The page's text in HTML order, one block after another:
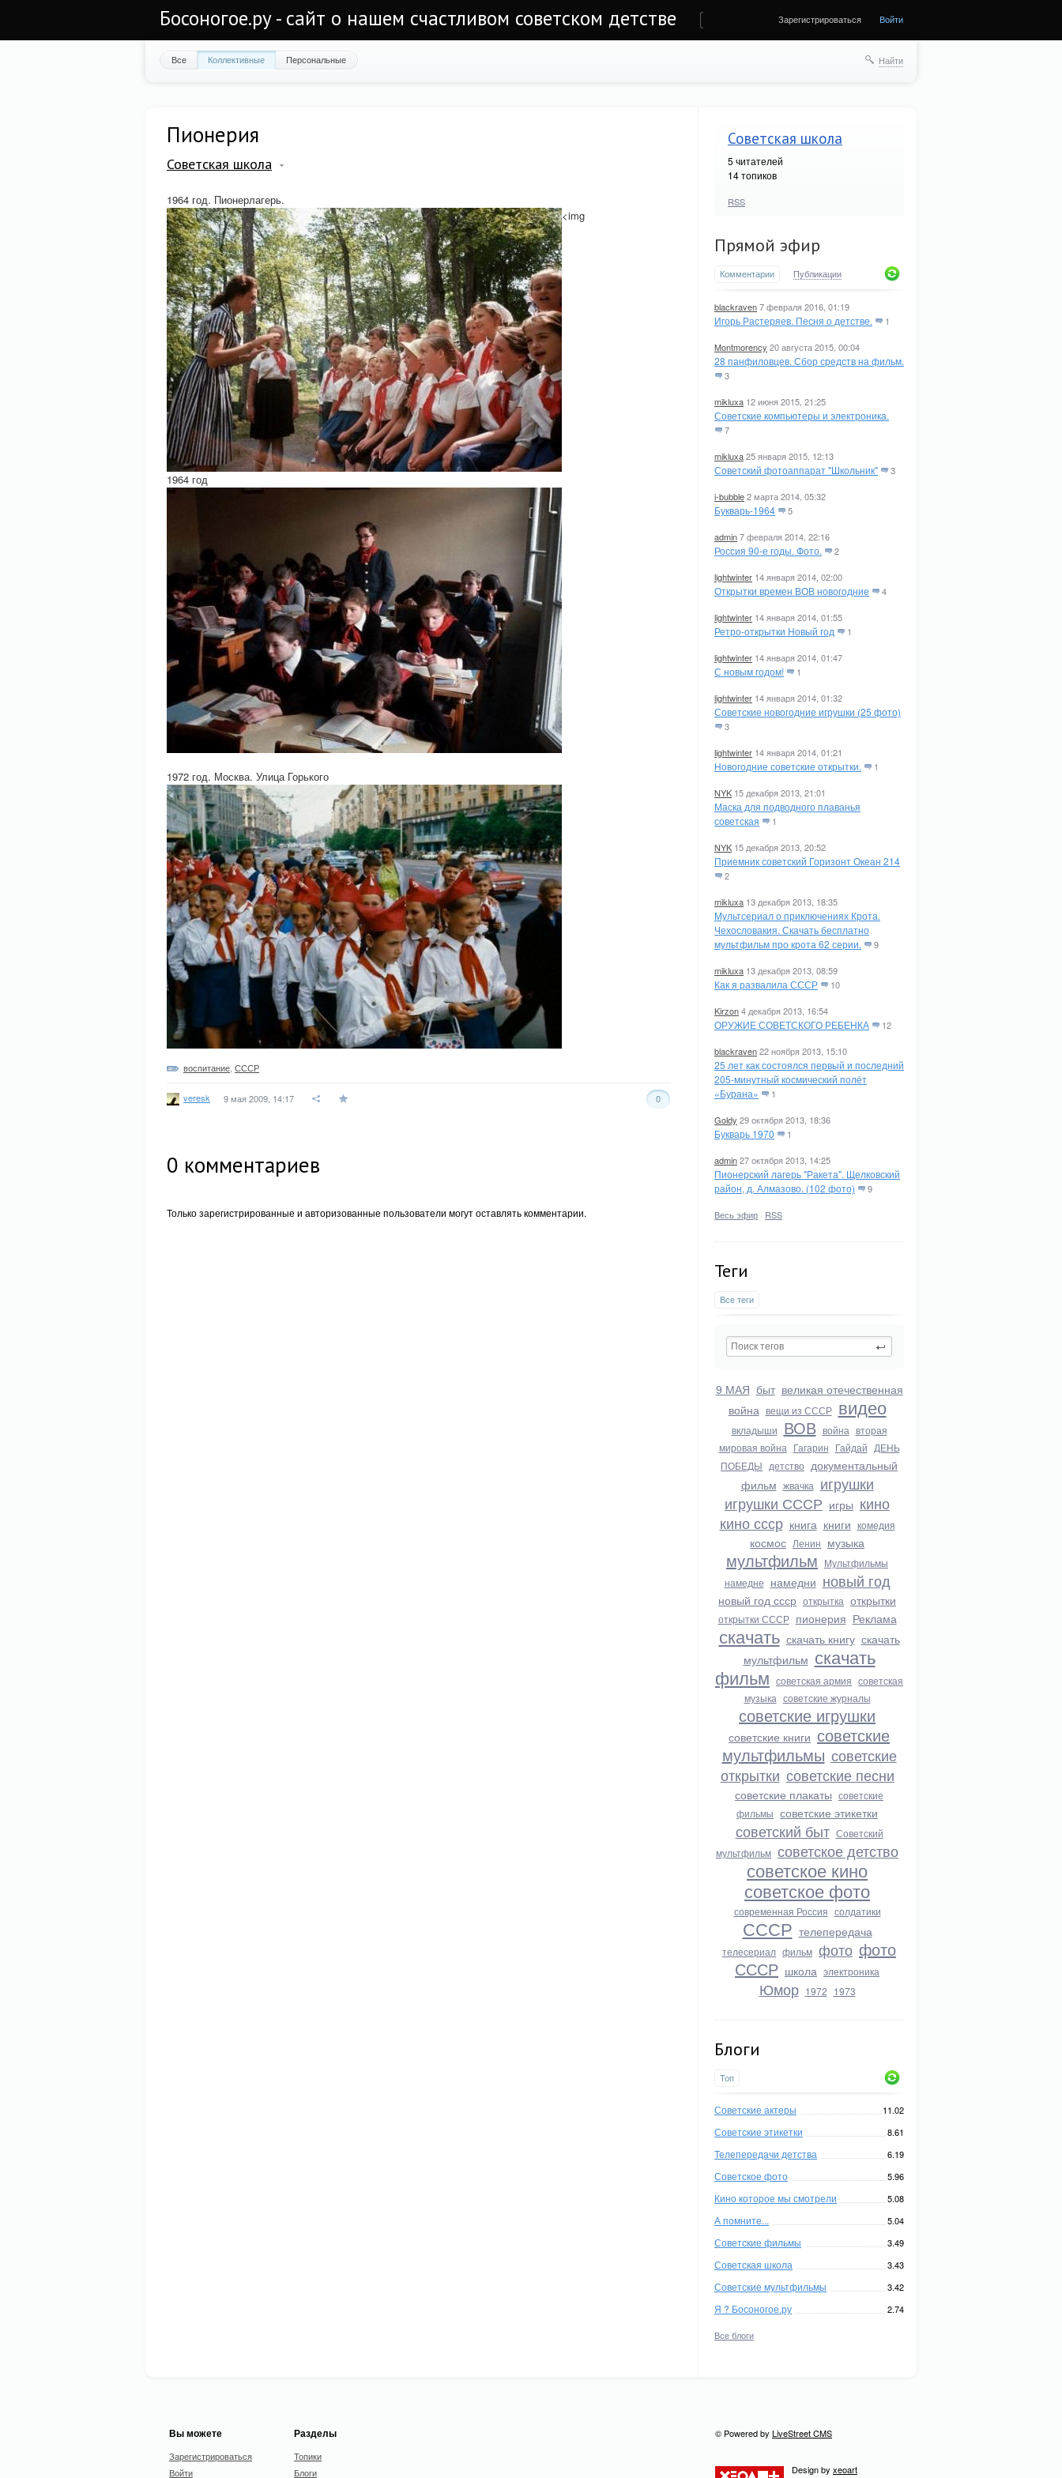
Босоногое.ру - сайт о нашем счастливом советском детстве Зарегистрироваться Войти
Все Коллективные Персональные Найти
Советская школа
5 читателей
14 топиков
RSS
Прямой эфир
Комментарии Публикации
blackraven7 февраля 2016, 01:19
Игорь Растеряев. Песня о детстве. 1
Montmorency 20 августа 2015, 00:04
28 панфиловцев. Сбор средств на фильм.
3
mikluxa 12 июня 2015, 21:25
Советские компьютеры и электроника.
7
mikluxa25 января 2015, 12:13
Советский фотоаппарат "Школьник" 3
i-bubble2 марта 2014, 05:32
Букварь-1964 5
admin7 февраля 2014, 22:16
Россия 90-е годы. Фото. 2
lightwinter 14 января 2014, 02:00
Открытки времен ВОВ новогодние 4
lightwinter 14 января 2014, 01:55
Ретро-открытки Новый год 1
lightwinter 14 января 2014, 01:47
С новым годом! 1
lightwinter 14 января 2014, 01:32
Советские новогодние игрушки (25 фото)
3
lightwinter 14 января 2014, 01:21
Новогодние советские открытки. 1
NYK 15 декабря 2013, 21:01
Маска для подводного плаванья
советская
1
NYK 15 декабря 2013, 20:52
Приемник советский Горизонт Океан 214
2
mikluxa 13 декабря 2013, 18:35
Мультсериал о приключениях Крота.
Чехословакия. Скачать бесплатно
мультфильм про крота 62 серии.
9
mikluxa 13 декабря 2013, 08:59
Как я развалила СССР 10
Kirzon4 декабря 2013, 16:54
ОРУЖИЕ СОВЕТСКОГО РЕБЕНКА 12
blackraven22 ноября 2013, 15:10
25 лет как состоялся первый и последний
205-минутный космический полёт
«Бурана»
1
Goldy 29 октября 2013, 18:36
Букварь 1970 1
admin27 октября 2013, 14:25
Пионерский лагерь "Ракета". Щелковский
район, д. Алмазово. (102 фото)
9
Весь эфир · RSS
Теги
Все теги
9 МАЯ быт великая отечественная
война вещи из СССР видео
вкладыши ВОВ война вторая
мировая война Гагарин Гайдай ДЕНЬ
ПОБЕДЫ детство документальный
фильм жвачка игрушки
игрушки СССР игры кино
кино ссср книга книги комедия
космос Ленин музыка
мультфильм Мультфильмы
намедне намедни новый год
новый год ссср открытка открытки
открытки СССР пионерия Реклама
скачать скачать книгу скачать
мультфильм скачать
фильм советская армия советская
музыка советские журналы
советские игрушки
советские книги советские
мультфильмы советские
открытки советские песни
советские плакаты советские
фильмы советские этикетки
советский быт Советский
мультфильм советское детство
советское кино
советское фото
современная Россия солдатики
СССР телепередача
телесериал фильм фото фото
СССР школа электроника
Юмор 1972 1973
Блоги
Топ
Советские актеры 11.02
Советские этикетки 8.61
Телепередачи детства 6.19
Советское фото 5.96
Кино которое мы смотрели 5.08
А помните... 5.04
Советские фильмы 3.49
Советская школа 3.43
Советские мультфильмы 3.42
Я ? Босоногое.ру 2.74
Все блоги
Пионерия
Советская школа
1964 год. Пионерлагерь.
<img
1964 год
1972 год. Москва. Улица Горького
воспитание СССР
veresk 9 мая 2009, 14:17 0
0 комментариев
Только зарегистрированные и авторизованные пользователи могут оставлять комментарии.
Вы можете
Зарегистрироваться
Войти
Разделы
Топики
Блоги
© Powered by LiveStreet CMS
Design by xeoart